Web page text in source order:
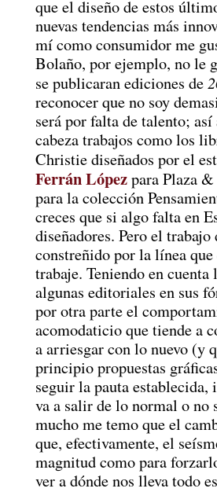
que el diseño de estos
nuevas tendencias más
mí como consumidor me
Bolaño, por ejemplo, no le
se publicaran ediciones de
reconocer que no soy
será por falta de talento;
cabeza trabajos como los
Christie diseñados por el
Ferrán Lópezpara Plaza &
para la colección
creces que si algo falta en
diseñadores. Pero el
constreñido por la línea
trabaje. Teniendo en
algunas editoriales en sus
por otra parte el
acomodaticio que tiende a
a arriesgar con lo nuevo (y
principio propuestas
seguir la pauta
va a salir de lo normal o no
mucho me temo que el
que, efectivamente, el
magnitud como para
ver a dónde nos lleva todo